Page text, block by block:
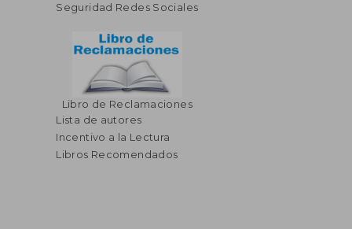
40%
dcto.
$ 314.64
$ 188.78
Seguridad Redes Sociales
Libro de Reclamaciones
Lista de autores
Incentivo a la Lectura
Libros Recomendados